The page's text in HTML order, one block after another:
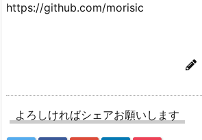
https://github.com/morisic
よろしければシェアお願いします